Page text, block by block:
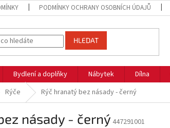
PODMÍNKY OCHRANY OSOBNÍCH ÚDAJŮ
HLEDAT
Bydlení a doplňky Nábytek Dílna
Rýče Rýč hranatý bez násady - černý
násady - černý 447291001